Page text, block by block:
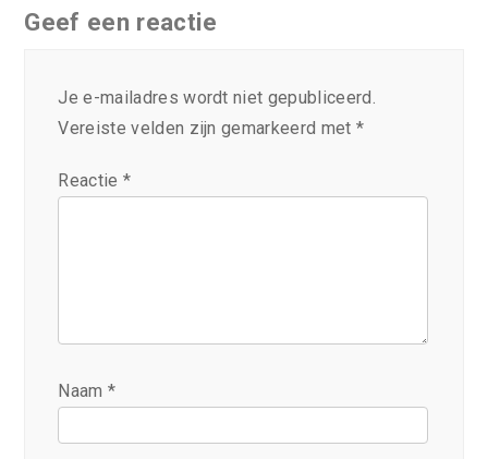
Geef een reactie
Je e-mailadres wordt niet gepubliceerd.
Vereiste velden zijn gemarkeerd met *
Reactie *
Naam*